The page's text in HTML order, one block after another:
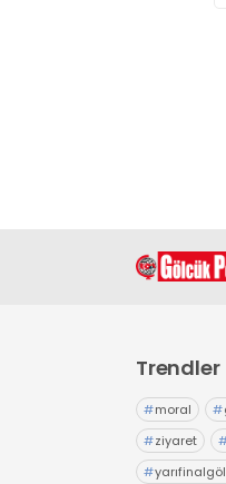
Trendler
#moral #
#ziyaret
#